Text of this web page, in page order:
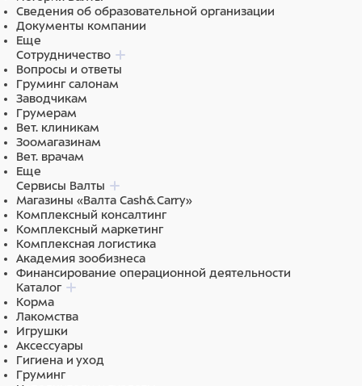
Длина стандартных перчаток: 52 см (± 2).
Состав
Материал (внешняя часть) : спилок
Сведения об образовательной организации
Документы компании
Еще
Сотрудничество
Вопросы и ответы
Груминг салонам
Заводчикам
Грумерам
Вет. клиникам
Зоомагазинам
Вет. врачам
Еще
Сервисы Валты
Магазины «Валта Cash&Carry»
Комплексный консалтинг
Комплексный маркетинг
Комплексная логистика
Академия зообизнеса
Финансирование операционной деятельности
Каталог
Корма
Лакомства
Игрушки
Аксессуары
Гигиена и уход
Груминг